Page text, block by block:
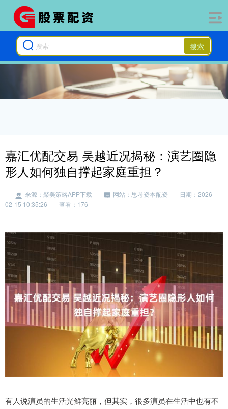
搜索
嘉汇优配交易 吴越近况揭秘：演艺圈隐
形人如何独自撑起家庭重担？
来源：聚美策略APP下载 网站：思考资本配资
日期：2026-
02-15 10:35:26
查看：176
有人说演员的生活光鲜亮丽，但其实，很多演员在生活中也有不